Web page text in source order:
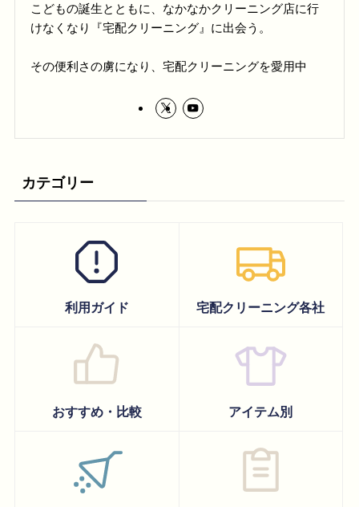
こどもの誕生とともに、なかなかクリーニング店に行
けなくなり『宅配クリーニング』に出会う。
その便利さの虜になり、宅配クリーニングを愛用中
カテゴリー
利用ガイド 宅配クリーニング各社
おすすめ・比較 アイテム別